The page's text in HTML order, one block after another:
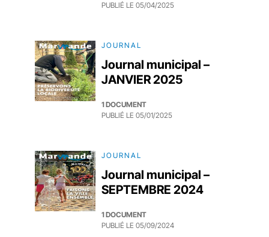
PUBLIÉ LE 05/04/2025
JOURNAL
Journal municipal –
JANVIER 2025
1 DOCUMENT
PUBLIÉ LE 05/01/2025
JOURNAL
Journal municipal –
SEPTEMBRE 2024
1 DOCUMENT
PUBLIÉ LE 05/09/2024